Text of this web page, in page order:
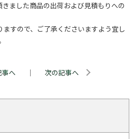
ました商品の出荷および見積もりへの
すので、ご了承くださいますよう宜し
事へ ｜ 次の記事へ